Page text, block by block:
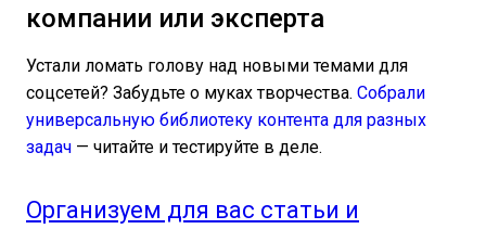
компании или эксперта
Устали ломать голову над новыми темами для
соцсетей? Забудьте о муках творчества. Собрали
универсальную библиотеку контента для разных
задач — читайте и тестируйте в деле.
Организуем для вас статьи и